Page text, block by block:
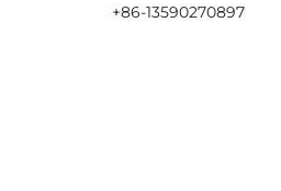
+86-13590270897